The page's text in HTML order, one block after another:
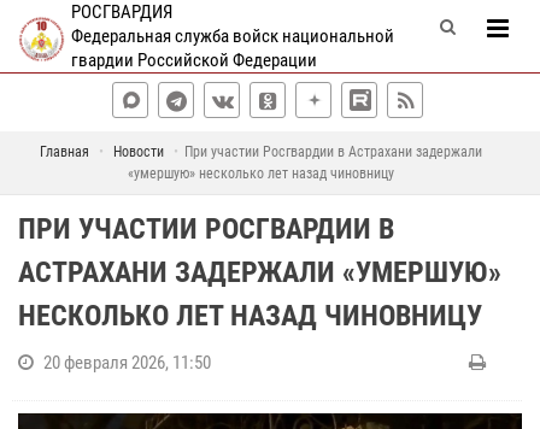
РОСГВАРДИЯ
Федеральная служба войск национальной
гвардии Российской Федерации
Главная Новости
При участии Росгвардии в Астрахани задержали
«умершую» несколько лет назад чиновницу
ПРИ УЧАСТИИ РОСГВАРДИИ В
АСТРАХАНИ ЗАДЕРЖАЛИ «УМЕРШУЮ»
НЕСКОЛЬКО ЛЕТ НАЗАД ЧИНОВНИЦУ
20 февраля 2026, 11:50